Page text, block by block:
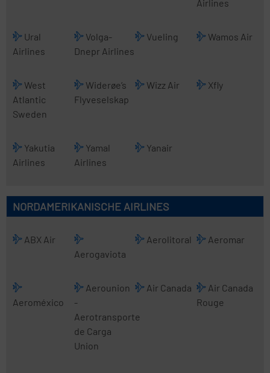
Airlines
Ural
Airlines
Volga-
Dnepr Airlines
Vueling Wamos Air
West
Atlantic
Sweden
Widerøe’s
Flyveselskap
Wizz Air Xfly
Yakutia
Airlines
Yamal
Airlines
Yanair
NORDAMERIKANISCHE AIRLINES
ABX Air
Aerogaviota
Aerolitoral Aeromar
Aeroméxico
Aerounion
-
Aerotransporte
de Carga
Union
Air Canada
Air Canada
Rouge